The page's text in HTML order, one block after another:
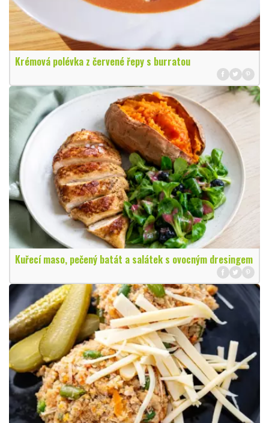
Krémová polévka z červené řepy s burratou
Kuřecí maso, pečený batát a salátek s ovocným dresingem